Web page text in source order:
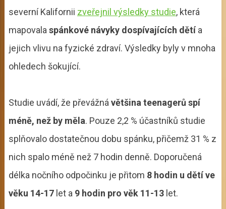
severní Kalifornii zveřejnil výsledky studie, která
mapovala spánkové návyky dospívajících dětía
jejich vlivu na fyzické zdraví. Výsledky byly v mnoha
ohledech šokující.
Studie uvádí, že převážná většina teenagerů spí
méně, než by měla. Pouze 2,2 % účastníků studie
splňovalo dostatečnou dobu spánku, přičemž 31 % z
nich spalo méně než 7 hodin denně. Doporučená
délka nočního odpočinku je přitom 8 hodin u dětí ve
věku 14-17 let a 9 hodin pro věk 11-13let.